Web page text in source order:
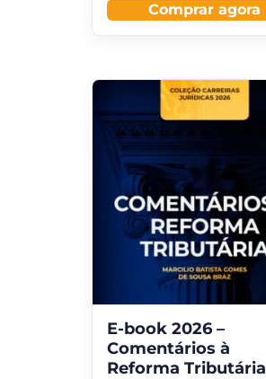
Comprar agora
E-book 2026 –
Comentários à
Reforma Tributária